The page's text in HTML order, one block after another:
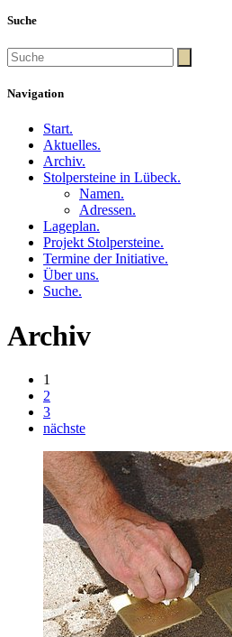
Suche
Navigation
Start.
Aktuelles.
Archiv.
Stolpersteine in Lübeck.
Namen.
Adressen.
Lageplan.
Projekt Stolpersteine.
Termine der Initiative.
Über uns.
Suche.
Archiv
1
2
3
nächste